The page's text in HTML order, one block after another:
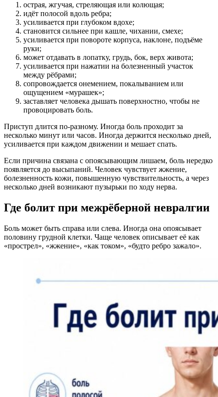
острая, жгучая, стреляющая или колющая;
идёт полосой вдоль ребра;
усиливается при глубоком вдохе;
становится сильнее при кашле, чихании, смехе;
усиливается при повороте корпуса, наклоне, подъёме
руки;
может отдавать в лопатку, грудь, бок, верх живота;
усиливается при нажатии на болезненный участок
между рёбрами;
сопровождается онемением, покалыванием или
ощущением «мурашек»;
заставляет человека дышать поверхностно, чтобы не
провоцировать боль.
Приступ длится по-разному. Иногда боль проходит за
несколько минут или часов. Иногда держится несколько дней,
усиливается при каждом движении и мешает спать.
Если причина связана с опоясывающим лишаем, боль нередко
появляется до высыпаний. Человек чувствует жжение,
болезненность кожи, повышенную чувствительность, а через
несколько дней возникают пузырьки по ходу нерва.
Где болит при межрёберной невралгии
Боль может быть справа или слева. Иногда она опоясывает
половину грудной клетки. Чаще человек описывает её как
«прострел», «жжение», «как током», «будто ребро зажало».